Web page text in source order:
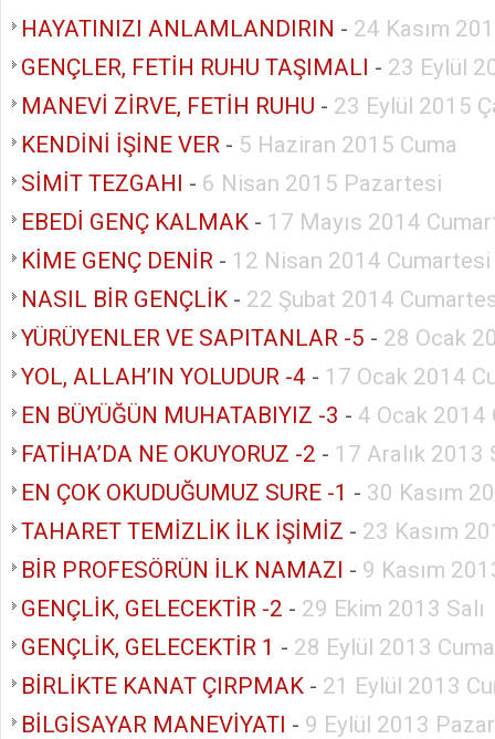
HAYATINIZI ANLAMLANDIRIN - 24 Kasım
GENÇLER, FETİH RUHU TAŞIMALI - 23 Eylül
MANEVİ ZİRVE, FETİH RUHU - 23 Eylül 2015
KENDİNİ İŞİNE VER - 5 Haziran 2015 Cuma
SİMİT TEZGAHI - 6 Nisan 2015 Pazartesi
EBEDİ GENÇ KALMAK - 17 Mayıs 2014
KİME GENÇ DENİR - 12 Nisan 2014 Cumartesi
NASIL BİR GENÇLİK - 22 Şubat 2014
YÜRÜYENLER VE SAPITANLAR -5 - 28 Ocak
YOL, ALLAH’IN YOLUDUR -4 - 17 Ocak 2014
EN BÜYÜĞÜN MUHATABIYIZ -3 - 4 Ocak 2014
FATİHA’DA NE OKUYORUZ -2 - 17 Aralık 2013
EN ÇOK OKUDUĞUMUZ SURE -1 - 30 Kasım
TAHARET TEMİZLİK İLK İŞİMİZ - 23 Kasım
BİR PROFESÖRÜN İLK NAMAZI - 9 Kasım
GENÇLİK, GELECEKTİR -2 - 29 Ekim 2013 Salı
GENÇLİK, GELECEKTİR 1 - 28 Eylül 2013
BİRLİKTE KANAT ÇIRPMAK - 21 Eylül 2013
BİLGİSAYAR MANEVİYATI - 9 Eylül 2013